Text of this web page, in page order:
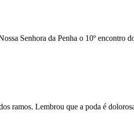
Senhora da Penha o 10º encontro
ramos. Lembrou que a poda é